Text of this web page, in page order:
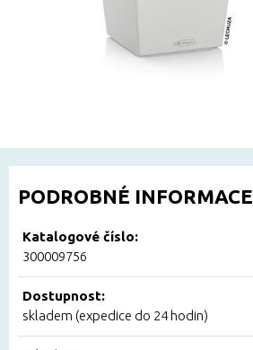
PODROBNÉ INFORMACE
Katalogové číslo:
300009756
Dostupnost:
skladem (expedice do 24 hodin)